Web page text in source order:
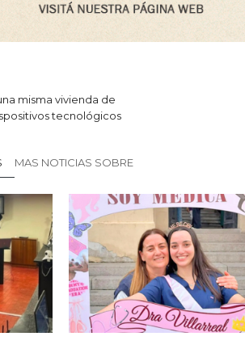
misma vivienda de
tecnológicos
MAS NOTICIAS SOBRE